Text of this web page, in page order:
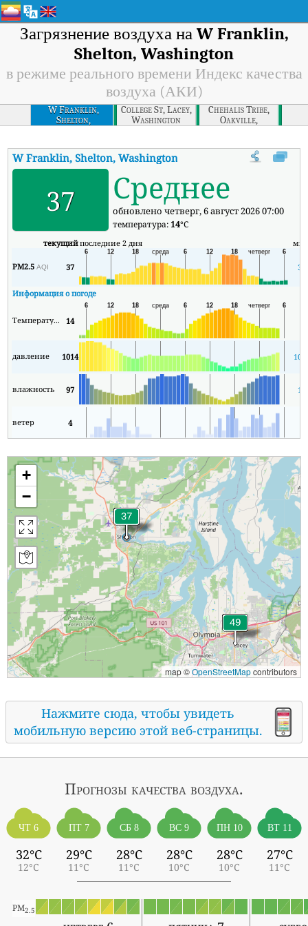
Загрязнение воздуха на W Franklin,
Shelton, Washington
в режиме реального времени Индекс качества
воздуха (АКИ)
W Franklin,
Shelton,
Washington
College St, Lacey,
Washington
Chehalis Tribe,
Oakville,
Washington
W Franklin, Shelton, Washington В режиме реального
37 Среднее
обновлено четверг, 6 август 2026 07:00
температура: 14°C
текущийпоследние 2 дня
PM2.5AQI 37 33
Информация о погоде
Температура 14
давление 1014
влажность 97 18
ветер 4
+
−
map ©OpenStreetMapcontributors
Нажмите сюда, чтобы увидеть
мобильную версию этой веб-страницы.
Прогнозы качества воздуха.
ЧТ 6
32°C
12°C
ПТ 7
29°C
11°C
СБ 8
28°C
11°C
ВС 9
28°C
10°C
ПН 10
28°C
10°C
ВТ 11
27°C
11°C
PM2.5